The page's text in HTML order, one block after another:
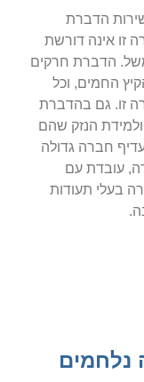
הדברת
זו אינה דורשת
הדברת חרקים
החמים, וכל
זו. גם בהדברת
הנזק שהם
חברה גדולה
עובדת עם
בעלי תעודות
נלחמים